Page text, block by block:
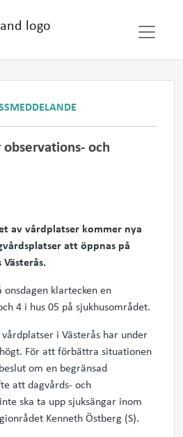
och
av vårdplatser kommer nya
att öppnas på
onsdagen klartecken en
4 i hus 05 på sjukhusområdet.
i Västerås har under
För att förbättra situationen
om en begränsad
att dagvårds- och
ska ta upp sjuksängar inom
Kenneth Östberg (S).